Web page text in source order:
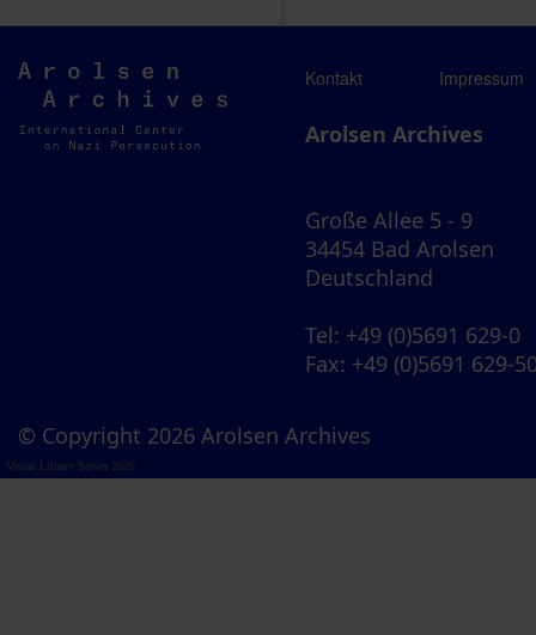
Arolsen
Archives
Kontakt Impressum
Arolsen Archives
Große Allee 5 - 9
34454 Bad Arolsen
Deutschland
Tel: +49 (0)5691 629-0
Fax: +49 (0)5691 629-
© Copyright 2026 Arolsen Archives
Visual Library Server 2026